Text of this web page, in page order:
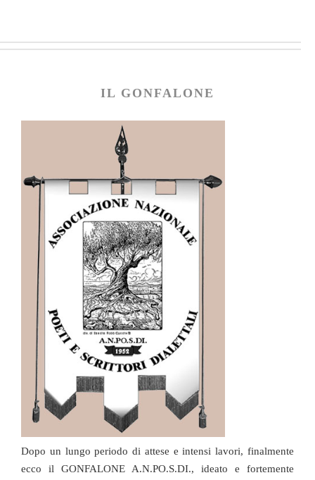
IL GONFALONE
Dopo un lungo periodo di attese e intensi lavori, finalmente
ecco il GONFALONE A.N.PO.S.DI., ideato e fortemente